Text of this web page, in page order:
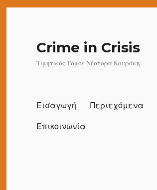
Crime in Crisis
Τιμητικός Τόμος Νέστορα Κουράκη
Εισαγωγή Περιεχόμενα
Επικοινωνία